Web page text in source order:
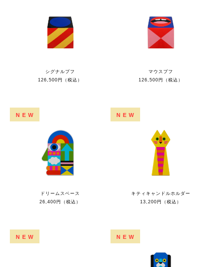
シグナルプフ
126,500円（税込）
マウスプフ
126,500円（税込）
NEW
ドリームスベース
26,400円（税込）
NEW
キティキャンドルホルダー
13,200円（税込）
NEW NEW